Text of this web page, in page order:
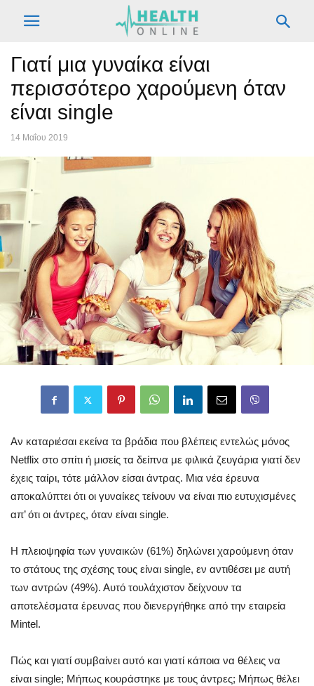
Γιατί μια γυναίκα είναι
περισσότερο χαρούμενη όταν
είναι single
14 Μαΐου 2019
Aν καταριέσαι εκείνα τα βράδια που βλέπεις εντελώς μόνος
Netflix στο σπίτι ή μισείς τα δείπνα με φιλικά ζευγάρια γιατί δεν
έχεις ταίρι, τότε μάλλον είσαι άντρας. Μια νέα έρευνα
αποκαλύπτει ότι οι γυναίκες τείνουν να είναι πιο ευτυχισμένες
απ’ ότι οι άντρες, όταν είναι single.
H πλειοψηφία των γυναικών (61%) δηλώνει χαρούμενη όταν
το στάτους της σχέσης τους είναι single, εν αντιθέσει με αυτή
των αντρών (49%). Αυτό τουλάχιστον δείχνουν τα
αποτελέσματα έρευνας που διενεργήθηκε από την εταιρεία
Mintel.
Πώς και γιατί συμβαίνει αυτό και γιατί κάποια να θέλεις να
είναι single; Mήπως κουράστηκε με τους άντρες; Μήπως θέλει